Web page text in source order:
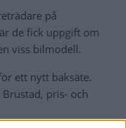
på
de fick uppgift om
viss bilmodell.
ett nytt baksäte.
pris- och